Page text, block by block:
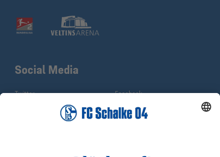
Social Media
Twitter
Facebook
YouTube